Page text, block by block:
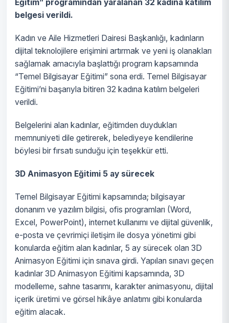
Eğitim” programından yaralanan 32 kadına katılım
belgesi verildi.
Kadın ve Aile Hizmetleri Dairesi Başkanlığı, kadınların
dijital teknolojilere erişimini artırmak ve yeni iş olanakları
sağlamak amacıyla başlattığı program kapsamında
“Temel Bilgisayar Eğitimi” sona erdi. Temel Bilgisayar
Eğitimi’ni başarıyla bitiren 32 kadına katılım belgeleri
verildi.
Belgelerini alan kadınlar, eğitimden duydukları
memnuniyeti dile getirerek, belediyeye kendilerine
böylesi bir fırsatı sunduğu için teşekkür etti.
3D Animasyon Eğitimi 5 ay sürecek
Temel Bilgisayar Eğitimi kapsamında; bilgisayar
donanım ve yazılım bilgisi, ofis programları (Word,
Excel, PowerPoint), internet kullanımı ve dijital güvenlik,
e-posta ve çevrimiçi iletişim ile dosya yönetimi gibi
konularda eğitim alan kadınlar, 5 ay sürecek olan 3D
Animasyon Eğitimi için sınava girdi. Yapılan sınavı geçen
kadınlar 3D Animasyon Eğitimi kapsamında, 3D
modelleme, sahne tasarımı, karakter animasyonu, dijital
içerik üretimi ve görsel hikâye anlatımı gibi konularda
eğitim alacak.